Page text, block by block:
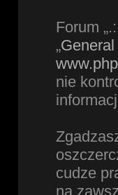
Forum
„
nie
cudze
na